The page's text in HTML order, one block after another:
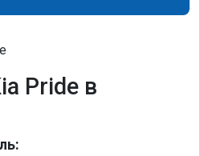
Pride в